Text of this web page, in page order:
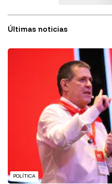
Últimas noticias
POLÍTICA